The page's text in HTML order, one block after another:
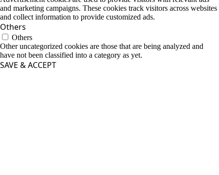
and marketing campaigns. These cookies track visitors across websites
and collect information to provide customized ads.
Others
Others
Other uncategorized cookies are those that are being analyzed and
have not been classified into a category as yet.
SAVE & ACCEPT